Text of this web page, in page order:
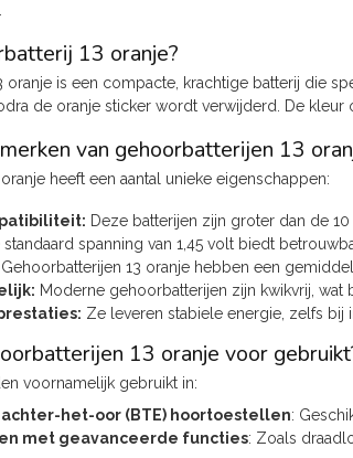
13 oranje?
oranje is een compacte, krachtige batterij die
de oranje sticker wordt verwijderd. De kleur
van gehoorbatterijen 13
heeft een aantal unieke eigenschappen:
Deze batterijen zijn groter dan de
standaard spanning van 1,45 volt biedt
Gehoorbatterijen 13 oranje hebben een
Moderne gehoorbatterijen zijn kwikvrij,
Ze leveren stabiele energie, zelfs bij
13 oranje voor
voornamelijk gebruikt in:
het-oor (BTE) hoortoestellen:
met geavanceerde functies: Zoals